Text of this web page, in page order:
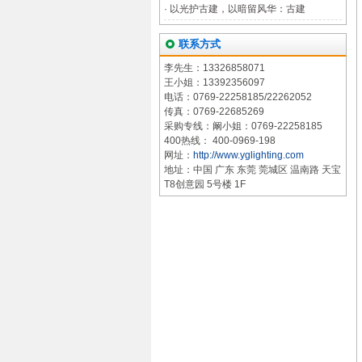
· 以光护古建，以暗留风华：古建
联系方式
李先生：13326858071
王小姐：13392356097
电话：0769-22258185/22262052
传真：0769-22685269
采购专线：阚小姐：0769-22258185
400热线： 400-0969-198
网址： http://www.yglighting.com
地址：中国 广东 东莞 莞城区 温南路 天宝
T8创意园 5号楼 1F